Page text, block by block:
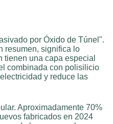
por Óxido de Túnel".
resumen, significa lo
una capa especial
combinada con polisilicio
y reduce las
Aproximadamente 70%
fabricados en 2024